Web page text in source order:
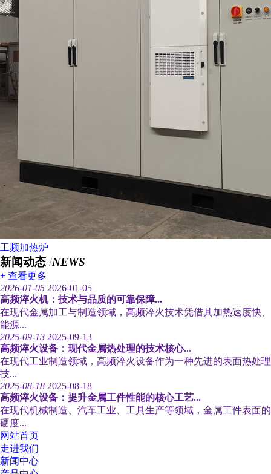
工频加热炉
新闻动态 /NEWS
+ 查看更多
2026-01-05 2026-01-05
高频淬火机：技术与品质的可靠保障...
在现代金属加工与制造领域，高频淬火技术凭借其加热速度快、
能源...
2025-09-13 2025-09-13
高频淬火设备：现代金属热处理的技术核心...
在现代工业制造领域，高频淬火设备作为一种先进的表面热处理
技...
2025-08-18 2025-08-18
高频淬火设备：提升金属工件性能的核心工艺...
在现代机械制造、汽车工业、工具生产等领域，金属工件表面的
硬度...
网站首页
走进我们
新闻中心